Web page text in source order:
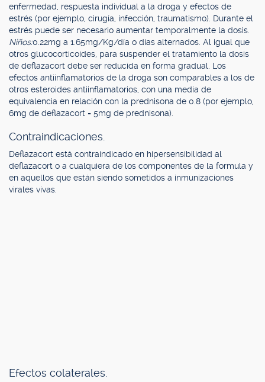
enfermedad, respuesta individual a la droga y efectos de
estrés (por ejemplo, cirugía, infección, traumatismo). Durante el
estrés puede ser necesario aumentar temporalmente la dosis.
Niños:0.22mg a 1.65mg/Kg/día o días alternados. Al igual que
otros glucocorticoides, para suspender el tratamiento la dosis
de deflazacort debe ser reducida en forma gradual. Los
efectos antiinflamatorios de la droga son comparables a los de
otros esteroides antiinflamatorios, con una media de
equivalencia en relación con la prednisona de 0.8 (por ejemplo,
6mg de deflazacort = 5mg de prednisona).
Contraindicaciones.
Deflazacort está contraindicado en hipersensibilidad al
deflazacort o a cualquiera de los componentes de la formula y
en aquellos que están siendo sometidos a inmunizaciones
virales vivas.
Efectos colaterales.